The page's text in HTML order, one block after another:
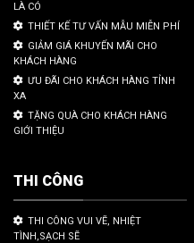
LÀ CÓ
THIẾT KẾ TƯ VẤN MẪU MIỄN PHÍ
GIẢM GIÁ KHUYẾN MÃI CHO
KHÁCH HÀNG
ƯU ĐÃI CHO KHÁCH HÀNG TỈNH
XA
TẶNG QUÀ CHO KHÁCH HÀNG
GIỚI THIỆU
THI CÔNG
THI CÔNG VUI VẼ, NHIỆT
TÌNH,SẠCH SẼ